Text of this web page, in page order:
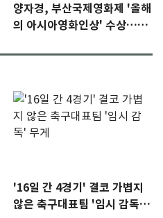
양자경, 부산국제영화제 '올해
의 아시아영화인상' 수상…15
'16일 간 4경기' 결코 가볍지
않은 축구대표팀 '임시 감독'